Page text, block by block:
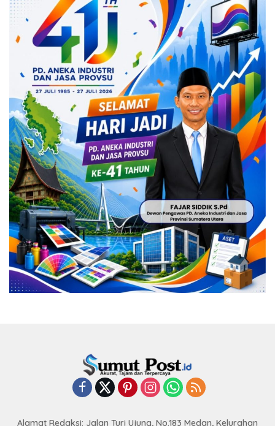
Alamat Redaksi: Jalan Turi Ujung, No.183 Medan, Kelurahan